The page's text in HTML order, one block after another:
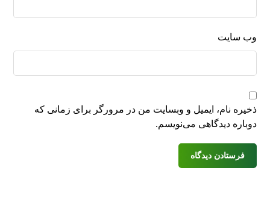
وب‌ سایت
ذخیره نام، ایمیل و وبسایت من در مرورگر برای زمانی که
دوباره دیدگاهی می‌نویسم.
فرستادن دیدگاه